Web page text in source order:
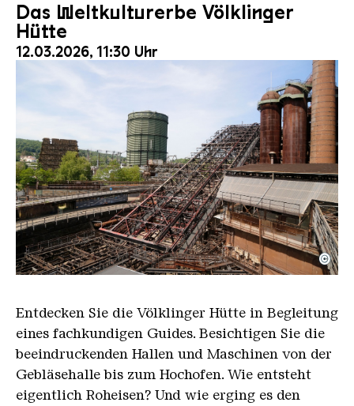
Das Weltkulturerbe Völklinger
Hütte
12.03.2026, 11:30 Uhr
Der Erzschrägaufzug der Völklinger Hütte mit
Copyright: Weltkulturerbe Völklinger Hütte | Karl
©
Entdecken Sie die Völklinger Hütte in Begleitung
eines fachkundigen Guides. Besichtigen Sie die
beeindruckenden Hallen und Maschinen von der
Gebläsehalle bis zum Hochofen. Wie entsteht
eigentlich Roheisen? Und wie erging es den